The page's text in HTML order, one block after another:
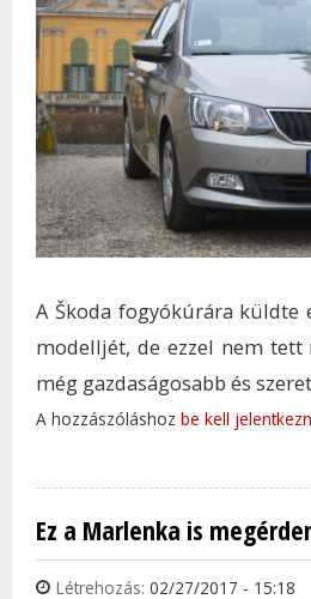
A Škoda fogyókúrára küldte
modelljét, de ezzel nem tett
még gazdaságosabb és
A hozzászóláshoz be kell
Ez a Marlenka is
Létrehozás: 02/27/2017 - 15:18